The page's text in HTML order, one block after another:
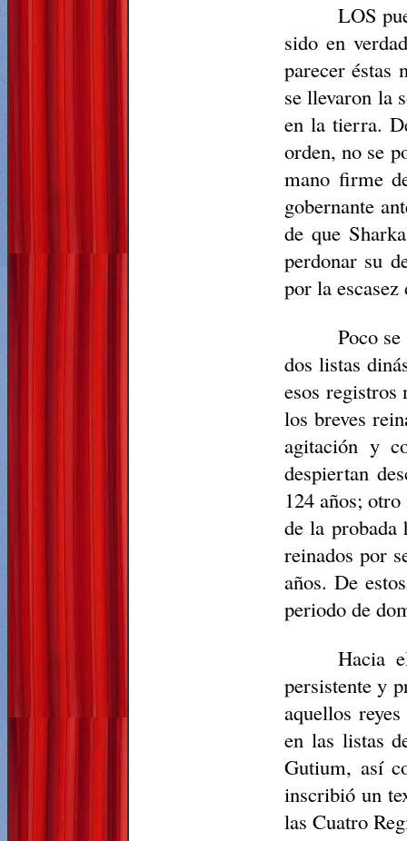
LOS
sido en
parecer éstas
se llevaron la
en la tierra.
orden, no se
mano firme
gobernante
de que
perdonar su
por la
Poco
dos listas
esos registros
los breves
agitación y
despiertan
124 años;
de la probada
reinados por
años. De
periodo de
Hacia
persistente y
aquellos
en las listas
Gutium, así
inscribió un
las Cuatro